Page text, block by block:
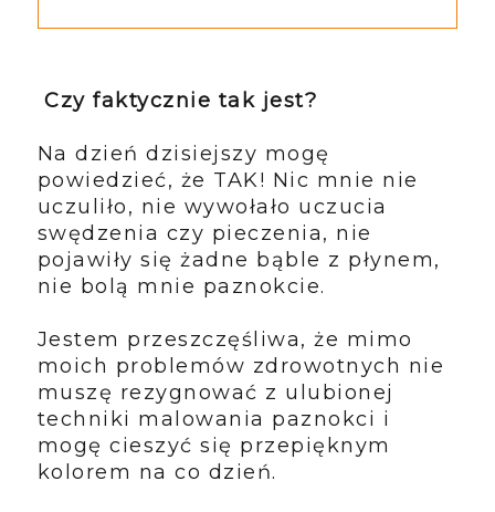
Czy faktycznie tak jest?
Na dzień dzisiejszy mogę
powiedzieć, że TAK! Nic mnie nie
uczuliło, nie wywołało uczucia
swędzenia czy pieczenia, nie
pojawiły się żadne bąble z płynem,
nie bolą mnie paznokcie.
Jestem przeszczęśliwa, że mimo
moich problemów zdrowotnych nie
muszę rezygnować z ulubionej
techniki malowania paznokci i
mogę cieszyć się przepięknym
kolorem na co dzień.